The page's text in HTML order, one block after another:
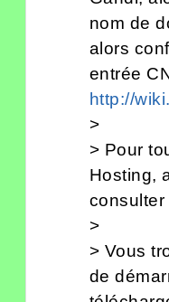
nom de
alors
entrée
http://
>
> Pour
Hosting,
>
> Vous
de